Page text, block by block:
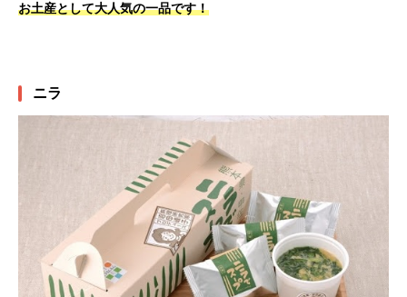
お土産として大人気の一品です！
ニラ